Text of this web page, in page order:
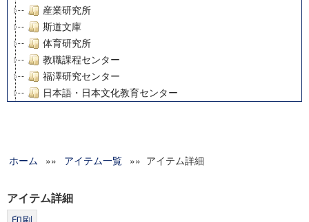
産業研究所
斯道文庫
体育研究所
教職課程センター
福澤研究センター
日本語・日本文化教育センター
グローバルリサーチインスティテュート
科学研究費補助金研究成果報告書
ホーム »» アイテム一覧 »» アイテム詳細
アイテム詳細